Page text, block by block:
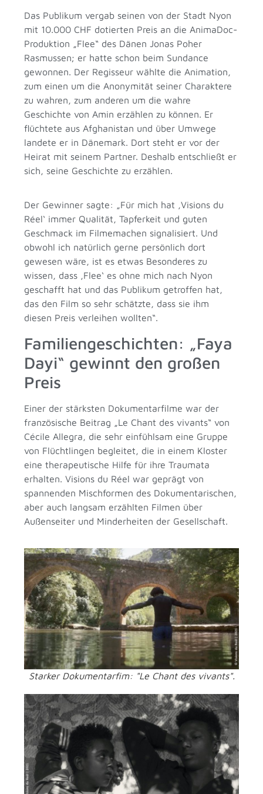
Das Publikum vergab seinen von der Stadt Nyon
mit 10.000 CHF dotierten Preis an die AnimaDoc-
Produktion „Flee“ des Dänen Jonas Poher
Rasmussen; er hatte schon beim Sundance
gewonnen. Der Regisseur wählte die Animation,
zum einen um die Anonymität seiner Charaktere
zu wahren, zum anderen um die wahre
Geschichte von Amin erzählen zu können. Er
flüchtete aus Afghanistan und über Umwege
landete er in Dänemark. Dort steht er vor der
Heirat mit seinem Partner. Deshalb entschließt er
sich, seine Geschichte zu erzählen.
Der Gewinner sagte: „Für mich hat ‚Visions du
Réel‘ immer Qualität, Tapferkeit und guten
Geschmack im Filmemachen signalisiert. Und
obwohl ich natürlich gerne persönlich dort
gewesen wäre, ist es etwas Besonderes zu
wissen, dass ‚Flee‘ es ohne mich nach Nyon
geschafft hat und das Publikum getroffen hat,
das den Film so sehr schätzte, dass sie ihm
diesen Preis verleihen wollten“.
Familiengeschichten: „Faya
Dayi“ gewinnt den großen
Preis
Einer der stärksten Dokumentarfilme war der
französische Beitrag „Le Chant des vivants“ von
Cécile Allegra, die sehr einfühlsam eine Gruppe
von Flüchtlingen begleitet, die in einem Kloster
eine therapeutische Hilfe für ihre Traumata
erhalten. Visions du Réel war geprägt von
spannenden Mischformen des Dokumentarischen,
aber auch langsam erzählten Filmen über
Außenseiter und Minderheiten der Gesellschaft.
Starker Dokumentarfim: "Le Chant des vivants".